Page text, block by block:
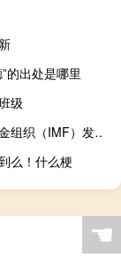
的出处是哪里
级
国际货币基金组织（IMF）发言人：IMF理事会将于8月23日表决与阿根廷之间的职员层面协议
么！什么梗
☚